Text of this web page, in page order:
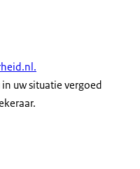
uw situatie vergoed